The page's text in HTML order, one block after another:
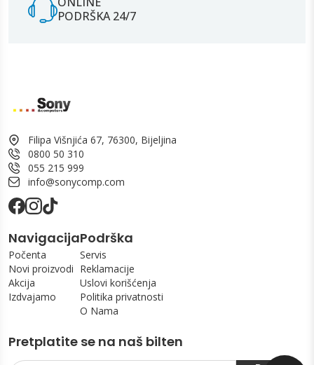
PODRŠKA 24/7
Filipa Višnjića 67, 76300, Bijeljina
0800 50 310
055 215 999
info@sonycomp.com
Navigacija
Počenta
Novi proizvodi
Akcija
Izdvajamo
Podrška
Servis
Reklamacije
Uslovi korišćenja
Politika privatnosti
O Nama
Pretplatite se na naš bilten